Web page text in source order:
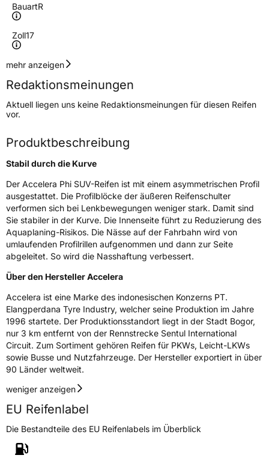
BauartR
Zoll17
Geschwindigkeitsindex
Höchstgeschwindigkeit
270 km/h
Lastindex103
Höchstlast875 kg
Generelle Merkmale
FahrzeugtypPKW
VerwendungSommerreifen
Modellname Phi
Fahrzeugart PKW & SUV
Weitere Eigenschaften
SchlauchtypTL
ZustandNeureifen
VerstärktXL
EU Label
Nasshaftung
mehr anzeigen
Redaktionsmeinungen
Aktuell liegen uns keine Redaktionsmeinungen für diesen Reifen
vor.
Produktbeschreibung
Stabil durch die Kurve
Der Accelera Phi SUV-Reifen ist mit einem asymmetrischen Profil
ausgestattet. Die Profilblöcke der äußeren Reifenschulter
verformen sich bei Lenkbewegungen weniger stark. Damit sind
Sie stabiler in der Kurve. Die Innenseite führt zu Reduzierung des
Aquaplaning-Risikos. Die Nässe auf der Fahrbahn wird von
umlaufenden Profilrillen aufgenommen und dann zur Seite
abgeleitet. So wird die Nasshaftung verbessert.
Über den Hersteller Accelera
Accelera ist eine Marke des indonesischen Konzerns PT.
Elangperdana Tyre Industry, welcher seine Produktion im Jahre
1996 startete. Der Produktionsstandort liegt in der Stadt Bogor,
nur 3 km entfernt von der Rennstrecke Sentul International
Circuit. Zum Sortiment gehören Reifen für PKWs, Leicht-LKWs
sowie Busse und Nutzfahrzeuge. Der Hersteller exportiert in über
90 Länder weltweit.
weniger anzeigen
EU Reifenlabel
Die Bestandteile des EU Reifenlabels im Überblick